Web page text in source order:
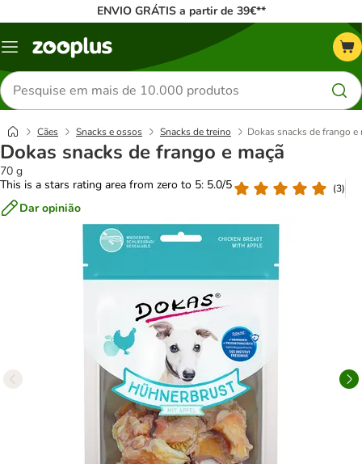
ENVIO GRÁTIS a partir de 39€**
Menu
Pesquisar
produtos
Cães Snacks e ossos Snacks de treino Dokas snacks de frango e
Dokas snacks de frango e maçã
70 g
This is a stars rating area from zero to 5: 5.0/5
(3)
Dar opinião